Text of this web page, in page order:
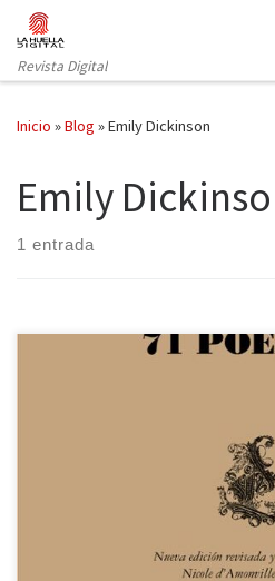
Saltar al contenido
Revista Digital
Inicio »Blog »Emily Dickinson
Emily
1 entrada
se publica esta edición revisada
Emily Dickinson (1830-1886) con la
algo más de setenta poemas. Nicole
seleccionado y traducido partiendo